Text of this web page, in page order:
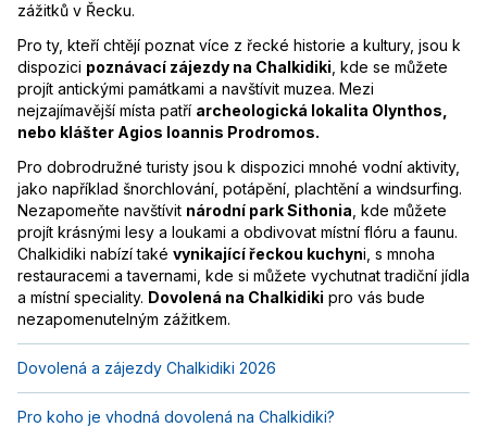
zážitků v Řecku.
Pro ty, kteří chtějí poznat více z řecké historie a kultury, jsou k
dispozici poznávací zájezdy na Chalkidiki , kde se můžete
projít antickými památkami a navštívit muzea. Mezi
nejzajímavější místa patří archeologická lokalita Olynthos,
nebo klášter Agios Ioannis Prodromos.
Pro dobrodružné turisty jsou k dispozici mnohé vodní aktivity,
jako například šnorchlování, potápění, plachtění a windsurfing.
Nezapomeňte navštívit národní park Sithonia , kde můžete
projít krásnými lesy a loukami a obdivovat místní flóru a faunu.
Chalkidiki nabízí také vynikající řeckou kuchyni, s mnoha
restauracemi a tavernami, kde si můžete vychutnat tradiční jídla
a místní speciality. Dovolená na Chalkidiki pro vás bude
nezapomenutelným zážitkem.
Dovolená a zájezdy Chalkidiki 2026
Pro koho je vhodná dovolená na Chalkidiki?